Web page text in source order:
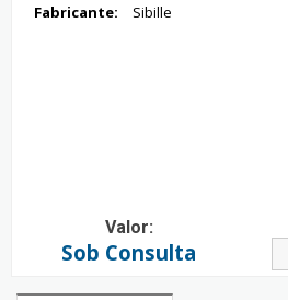
Fabricante:
Sibille
Valor:
Sob Consulta